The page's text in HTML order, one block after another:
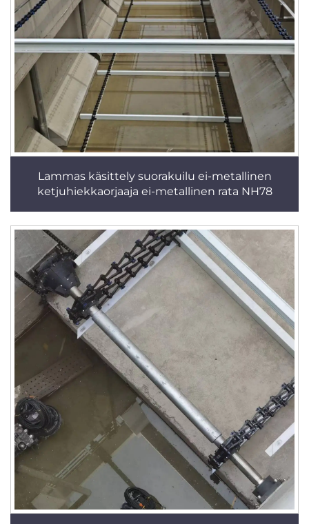
Lammas käsittely suorakuilu ei-metallinen
ketjuhiekkaorjaaja ei-metallinen rata NH78